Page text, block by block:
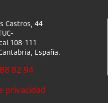
Castros, 44
108-111
España.
82 94
privacidad